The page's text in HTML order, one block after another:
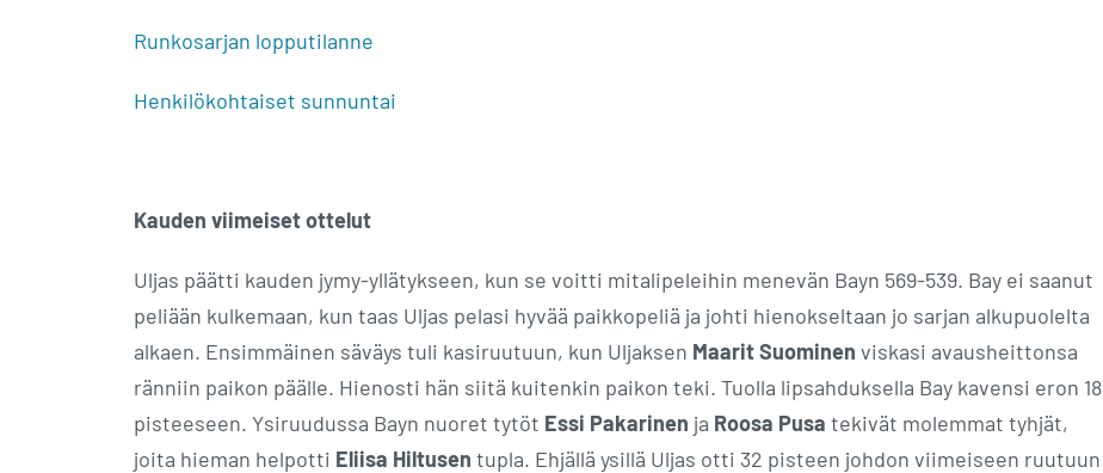
Runkosarjan lopputilanne
Henkilökohtaiset sunnuntai
Kauden viimeiset ottelut
Uljas päätti kauden jymy-yllätykseen, kun se voitti mitalipeleihin menevän Bayn 569-539. Bay ei saanut
peliään kulkemaan, kun taas Uljas pelasi hyvää paikkopeliä ja johti hienokseltaan jo sarjan alkupuolelta
alkaen. Ensimmäinen säväys tuli kasiruutuun, kun Uljaksen Maarit Suominen viskasi avausheittonsa
ränniin paikon päälle. Hienosti hän siitä kuitenkin paikon teki. Tuolla lipsahduksella Bay kavensi eron 18
pisteeseen. Ysiruudussa Bayn nuoret tytöt Essi Pakarinen ja Roosa Pusa tekivät molemmat tyhjät,
joita hieman helpotti Eliisa Hiltusen tupla. Ehjällä ysillä Uljas otti 32 pisteen johdon viimeiseen ruutuun